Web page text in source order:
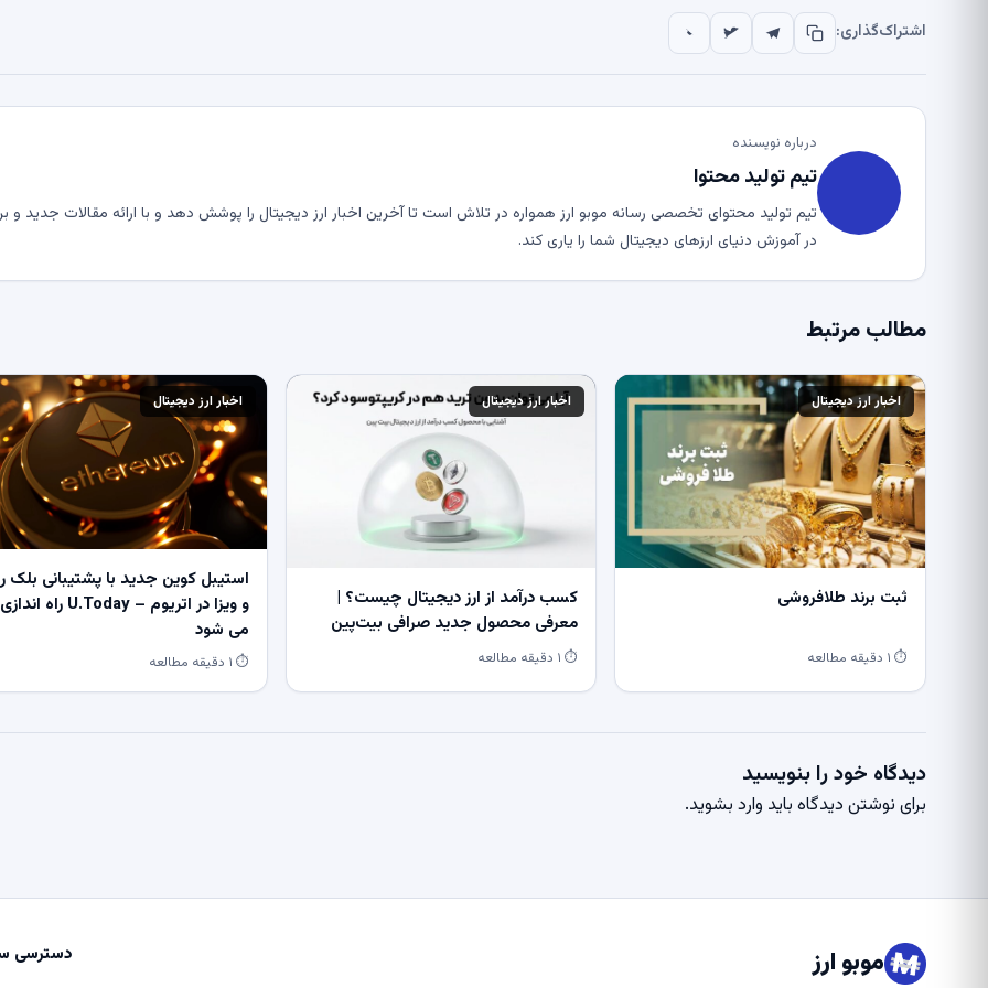
اشتراک‌گذاری:
درباره نویسنده
تیم تولید محتوا
تیم تولید محتوای تخصصی رسانه موبو ارز همواره در تلاش است تا آخرین اخبار ارز دیجیتال را پوشش دهد و با ارائه مقالات جدید و
در آموزش دنیای ارزهای دیجیتال شما را یاری کند.
مطالب مرتبط
اخبار ارز دیجیتال
ثبت برند طلافروشی
⏱ ۱ دقیقه مطالعه
اخبار ارز دیجیتال
کسب درآمد از ارز دیجیتال چیست؟ |
معرفی محصول جدید صرافی بیت‌پین
⏱ ۱ دقیقه مطالعه
اخبار ارز دیجیتال
استیبل کوین جدید با پشتیبانی بلک
و ویزا در اتریوم – U.Today راه اندازی
می شود
⏱ ۱ دقیقه مطالعه
دیدگاه خود را بنویسید
برای نوشتن دیدگاه باید وارد بشوید.
موبو ارز دسترسی